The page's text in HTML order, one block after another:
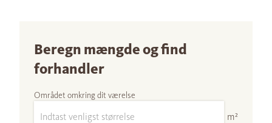
Beregn mængde og find
forhandler
Området omkring dit værelse
m²